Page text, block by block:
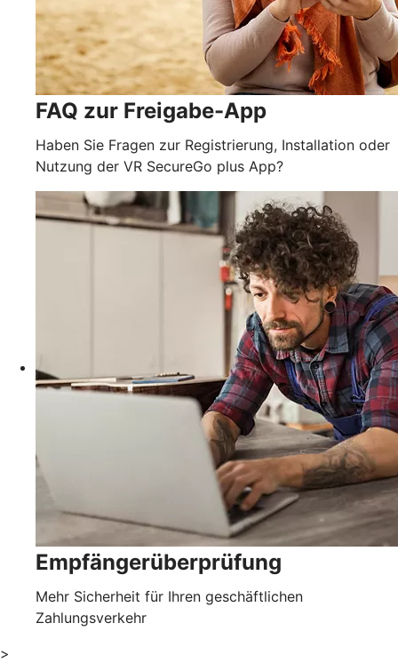
FAQ zur Freigabe-App
Haben Sie Fragen zur Registrierung, Installation oder
Nutzung der VR SecureGo plus App?
Empfängerüberprüfung
Mehr Sicherheit für Ihren geschäftlichen
Zahlungsverkehr
>